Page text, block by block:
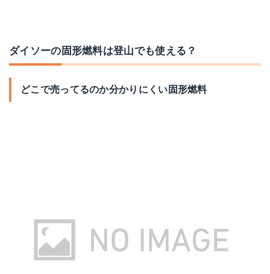
ダイソーの固形燃料は登山でも使える？
どこで売ってるのか分かりにくい固形燃料